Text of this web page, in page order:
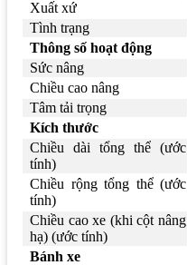
Xuất xứ
Tình trạng
Thông số hoạt động
Sức nâng
Chiều cao nâng
Tâm tải trọng
Kích thước
Chiều dài tổng thể (ước
tính)
Chiều rộng tổng thể (ước
tính)
Chiều cao xe (khi cột nâng
hạ) (ước tính)
Bánh xe